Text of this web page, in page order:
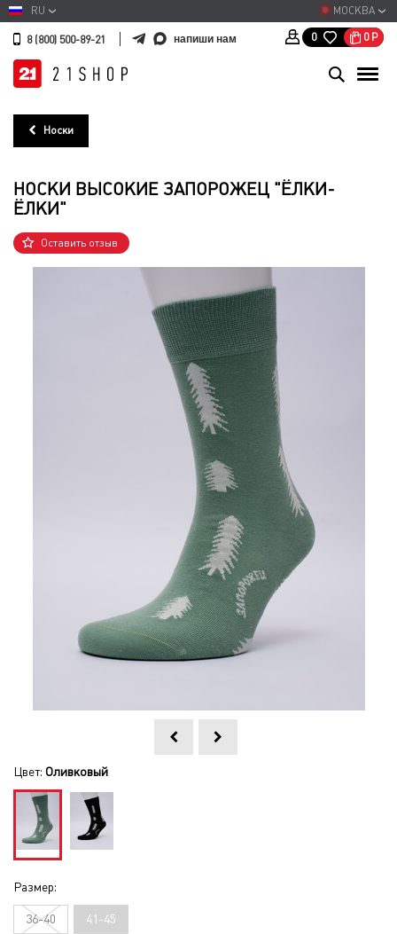
МОСКВА
RU
8 (800) 500-89-21 напиши нам 0 0 Р
Носки
НОСКИ ВЫСОКИЕ ЗАПОРОЖЕЦ "ЁЛКИ-
ЁЛКИ"
Оставить отзыв
Цвет: Оливковый
Размер:
36-40 41-45